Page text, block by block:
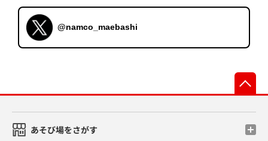
@namco_maebashi
あそび場をさがす